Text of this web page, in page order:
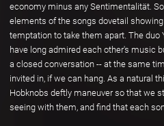
economy minus any Sentimentalität.
elements of the songs dovetail
temptation to take them apart. The duo
have long admired each other's music
a closed conversation -- at the same
invited in, if we can hang. As a natural
Hobknobs deftly maneuver so that we
seeing with them, and find that each